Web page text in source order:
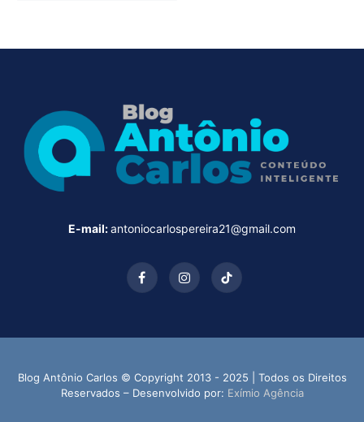
E-mail:antoniocarlospereira21@gmail.com
FacebookInstagramTikTok
Blog Antônio Carlos © Copyright 2013 - 2025 | Todos os Direitos
Reservados – Desenvolvido por: Exímio Agência